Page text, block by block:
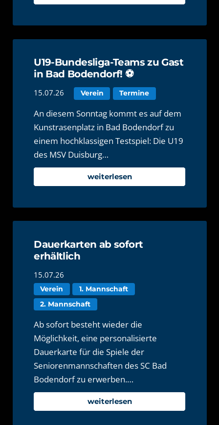
U19-Bundesliga-Teams zu Gast
in Bad Bodendorf! ⚽️
15.07.26 Verein Termine
An diesem Sonntag kommt es auf dem
Kunstrasenplatz in Bad Bodendorf zu
einem hochklassigen Testspiel: Die U19
des MSV Duisburg…
weiterlesen
Dauerkarten ab sofort
erhältlich
15.07.26
Verein
1. Mannschaft
2. Mannschaft
Ab sofort besteht wieder die
Möglichkeit, eine personalisierte
Dauerkarte für die Spiele der
Seniorenmannschaften des SC Bad
Bodendorf zu erwerben.…
weiterlesen